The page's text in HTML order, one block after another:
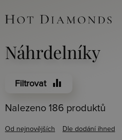
Náhrdelníky
Filtrovat equalizer
Nalezeno 186 produktů
Od nejnovějších Dle dodání ihned